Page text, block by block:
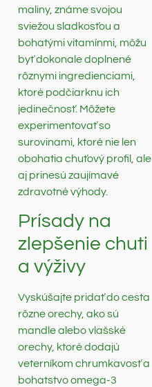
maliny, známe svojou
sviežou sladkosťou a
bohatými vitamínmi, môžu
byť dokonale doplnené
rôznymi ingredienciami,
ktoré podčiarknu ich
jedinečnosť. Môžete
experimentovať so
surovinami, ktoré nie len
obohatia chuťový profil, ale
aj prinesú zaujímavé
zdravotné výhody.
Prísady na
zlepšenie chuti
a výživy
Vyskúšajte pridať do cesta
rôzne orechy, ako sú
mandle alebo vlašské
orechy, ktoré dodajú
veterníkom chrumkavosť a
bohatstvo omega-3